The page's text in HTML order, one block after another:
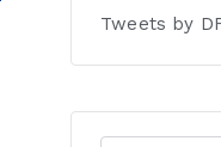
Tweets by